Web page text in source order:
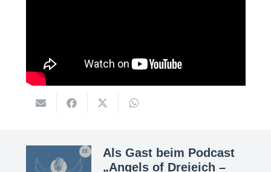
Als Gast beim Podcast
„Angels of Dreieich –